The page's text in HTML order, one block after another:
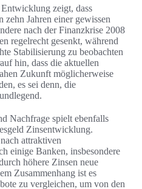
zeigt, dass
zehn Jahren einer gewissen
nach der Finanzkrise 2008
regelrecht gesenkt, während
Stabilisierung zu beobachten
hin, dass die aktuellen
Zukunft möglicherweise
es sei denn, die
Nachfrage spielt ebenfalls
Zinsentwicklung.
attraktiven
einige Banken, insbesondere
höhere Zinsen neue
Zusammenhang ist es
zu vergleichen, um von den